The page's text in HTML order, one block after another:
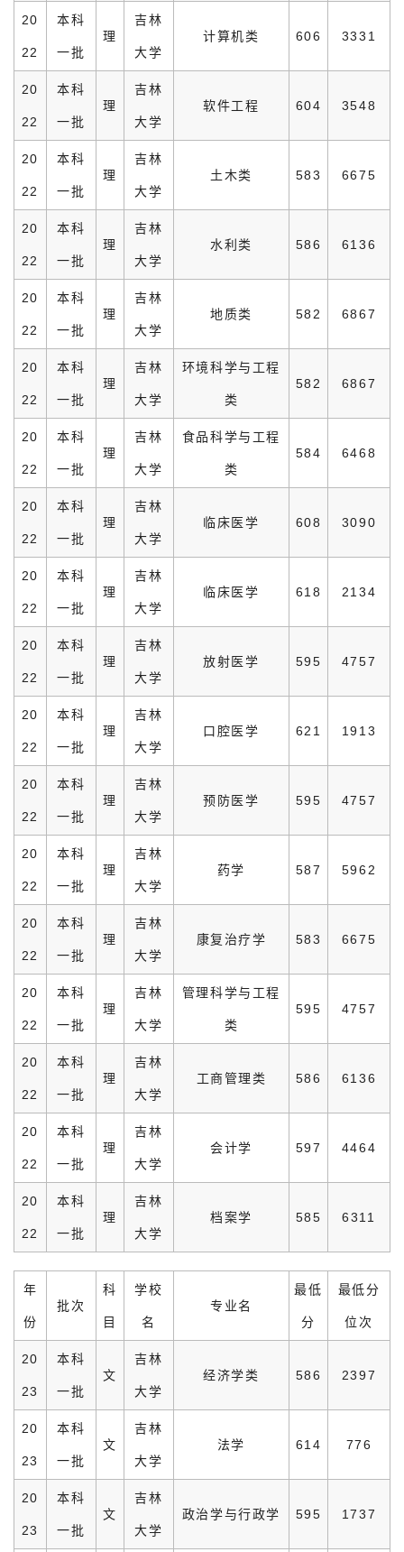
20
22
本科
一批
理
吉林
大学
计算机类 606 3331
20
22
本科
一批
理
吉林
大学
软件工程 604 3548
20
22
本科
一批
理
吉林
大学
土木类 583 6675
20
22
本科
一批
理
吉林
大学
水利类 586 6136
20
22
本科
一批
理
吉林
大学
地质类 582 6867
20
22
本科
一批
理
吉林
大学
环境科学与工程
类
582 6867
20
22
本科
一批
理
吉林
大学
食品科学与工程
类
584 6468
20
22
本科
一批
理
吉林
大学
临床医学 608 3090
20
22
本科
一批
理
吉林
大学
临床医学 618 2134
20
22
本科
一批
理
吉林
大学
放射医学 595 4757
20
22
本科
一批
理
吉林
大学
口腔医学 621 1913
20
22
本科
一批
理
吉林
大学
预防医学 595 4757
20
22
本科
一批
理
吉林
大学
药学 587 5962
20
22
本科
一批
理
吉林
大学
康复治疗学 583 6675
20
22
本科
一批
理
吉林
大学
管理科学与工程
类
595 4757
20
22
本科
一批
理
吉林
大学
工商管理类 586 6136
20
22
本科
一批
理
吉林
大学
会计学 597 4464
20
22
本科
一批
理
吉林
大学
档案学 585 6311
年
份
批次
科
目
学校
名
专业名
最低
分
最低分
位次
20
23
本科
一批
文
吉林
大学
经济学类 586 2397
20
23
本科
一批
文
吉林
大学
法学 614 776
20
23
本科
一批
文
吉林
大学
政治学与行政学 595 1737